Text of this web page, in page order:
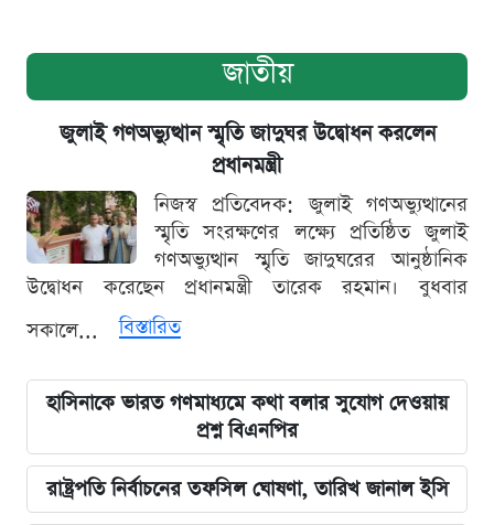
জাতীয়
জুলাই গণঅভ্যুত্থান স্মৃতি জাদুঘর উদ্বোধন করলেন
প্রধানমন্ত্রী
নিজস্ব প্রতিবেদক: জুলাই গণঅভ্যুত্থানের
স্মৃতি সংরক্ষণের লক্ষ্যে প্রতিষ্ঠিত জুলাই
গণঅভ্যুত্থান স্মৃতি জাদুঘরের আনুষ্ঠানিক
উদ্বোধন করেছেন প্রধানমন্ত্রী তারেক রহমান। বুধবার
সকালে...
বিস্তারিত
হাসিনাকে ভারত গণমাধ্যমে কথা বলার সুযোগ দেওয়ায়
প্রশ্ন বিএনপির
রাষ্ট্রপতি নির্বাচনের তফসিল ঘোষণা, তারিখ জানাল ইসি